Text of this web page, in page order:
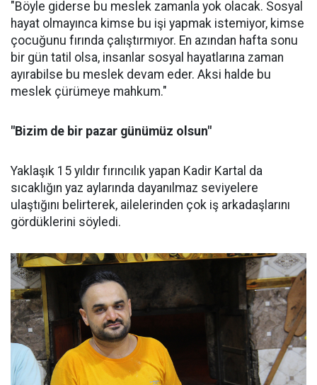
"Böyle giderse bu meslek zamanla yok olacak. Sosyal
hayat olmayınca kimse bu işi yapmak istemiyor, kimse
çocuğunu fırında çalıştırmıyor. En azından hafta sonu
bir gün tatil olsa, insanlar sosyal hayatlarına zaman
ayırabilse bu meslek devam eder. Aksi halde bu
meslek çürümeye mahkum."
"Bizim de bir pazar günümüz olsun"
Yaklaşık 15 yıldır fırıncılık yapan Kadir Kartal da
sıcaklığın yaz aylarında dayanılmaz seviyelere
ulaştığını belirterek, ailelerinden çok iş arkadaşlarını
gördüklerini söyledi.